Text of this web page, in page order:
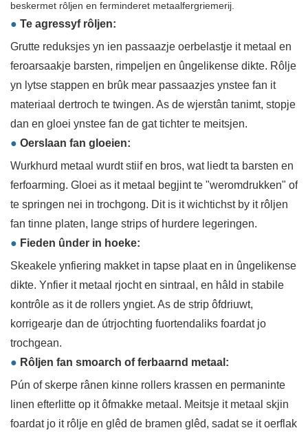
beskermet rôljen en ferminderet metaalfergriemerij.
● Te agressyf rôljen:
Grutte reduksjes yn ien passaazje oerbelastje it metaal en
feroarsaakje barsten, rimpeljen en ûngelikense dikte. Rôlje
yn lytse stappen en brûk mear passaazjes ynstee fan it
materiaal dertroch te twingen. As de wjerstân tanimt, stopje
dan en gloei ynstee fan de gat tichter te meitsjen.
● Oerslaan fan gloeien:
Wurkhurd metaal wurdt stiif en bros, wat liedt ta barsten en
ferfoarming. Gloei as it metaal begjint te "weromdrukken" of
te springen nei in trochgong. Dit is it wichtichst by it rôljen
fan tinne platen, lange strips of hurdere legeringen.
● Fieden ûnder in hoeke:
Skeakele ynfiering makket in tapse plaat en in ûngelikense
dikte. Ynfier it metaal rjocht en sintraal, en hâld in stabile
kontrôle as it de rollers yngiet. As de strip ôfdriuwt,
korrigearje dan de útrjochting fuortendaliks foardat jo
trochgean.
● Rôljen fan smoarch of ferbaarnd metaal:
Pún of skerpe rânen kinne rollers krassen en permaninte
linen efterlitte op it ôfmakke metaal. Meitsje it metaal skjin
foardat jo it rôlje en glêd de bramen glêd, sadat se it oerflak